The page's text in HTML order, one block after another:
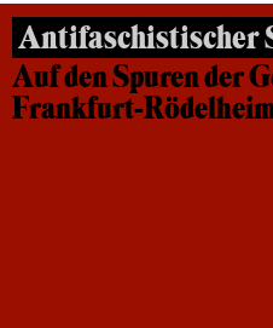
Antifaschistischer
Auf den Spuren der
Frankfurt-